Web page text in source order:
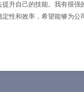
升自己的技能。我有很
性和效率，希望能够为公